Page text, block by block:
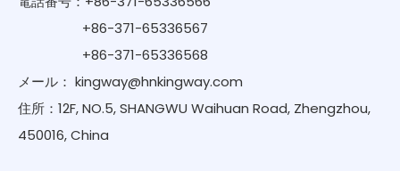
+86-371-65336567
+86-371-65336568
メール： kingway@hnkingway.com
住所：12F, NO.5, SHANGWU Waihuan Road, Zhengzhou,
450016, China